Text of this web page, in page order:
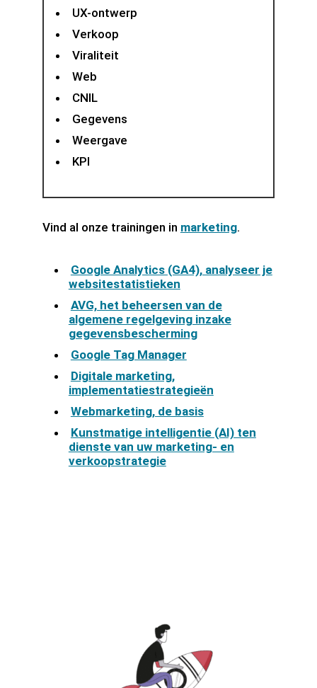
UX-ontwerp
Verkoop
Viraliteit
Web
CNIL
Gegevens
Weergave
KPI
Vind al onze trainingen in marketing.
Google Analytics (GA4), analyseer je
websitestatistieken
AVG, het beheersen van de
algemene regelgeving inzake
gegevensbescherming
Google Tag Manager
Digitale marketing,
implementatiestrategieën
Webmarketing, de basis
Kunstmatige intelligentie (AI) ten
dienste van uw marketing- en
verkoopstrategie